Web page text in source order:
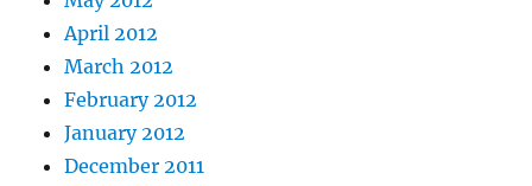
April 2012
March 2012
February 2012
January 2012
December 2011